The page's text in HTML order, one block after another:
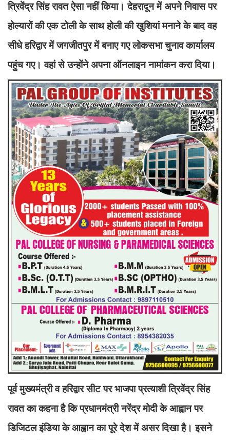
त्रिवेंद्र सिंह रावत ऐसा नहीं किया। देहरादून में अपने निवास पर
होल्यारों की एक टोली के साथ होली की खुशियां मनाने के बाद वह
सीधे हरिद्वार में जगजीतपुर में बनाए गए लोकसभा चुनाव कार्यालय
पहुंच गए। वहां से उन्होंने अपना ऑनलाइन नामांकन करा दिया।
पूर्व मुख्यमंत्री व हरिद्वार सीट पर भाजपा प्रत्याशी त्रिवेंद्र सिंह
रावत का कहना है कि प्रधानमंत्री नरेंद्र मोदी के आह्वान पर
डिजिटल इंडिया के आह्वान का पूरे देश में असर दिखा है। इसने